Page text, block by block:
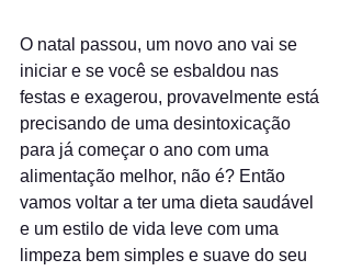
O natal passou, um novo ano vai se
iniciar e se você se esbaldou nas
festas e exagerou, provavelmente está
precisando de uma desintoxicação
para já começar o ano com uma
alimentação melhor, não é? Então
vamos voltar a ter uma dieta saudável
e um estilo de vida leve com uma
limpeza bem simples e suave do seu